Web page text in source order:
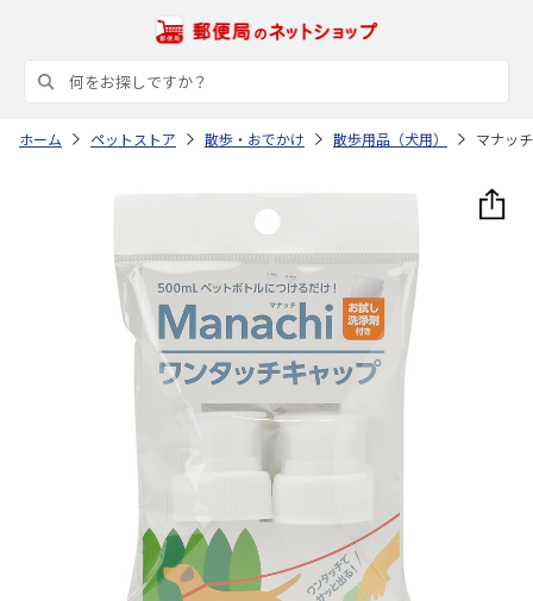
ホーム ペットストア 散歩・おでかけ 散歩用品（犬用） マナッ